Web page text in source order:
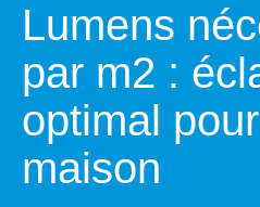
Lumens
par m2 :
optimal
maison